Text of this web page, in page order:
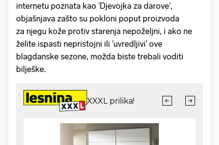
internetu poznata kao 'Djevojka za darove',
objašnjava zašto su pokloni poput proizvoda
za njegu kože protiv starenja nepoželjni, i ako ne
želite ispasti nepristojni ili 'uvredljivi' ove
blagdanske sezone, možda biste trebali voditi
bilješke.